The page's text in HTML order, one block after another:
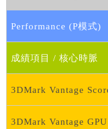
Performance (P模式)
成績項目 / 核心時脈
3DMark Vantage
3DMark Vantage GPU